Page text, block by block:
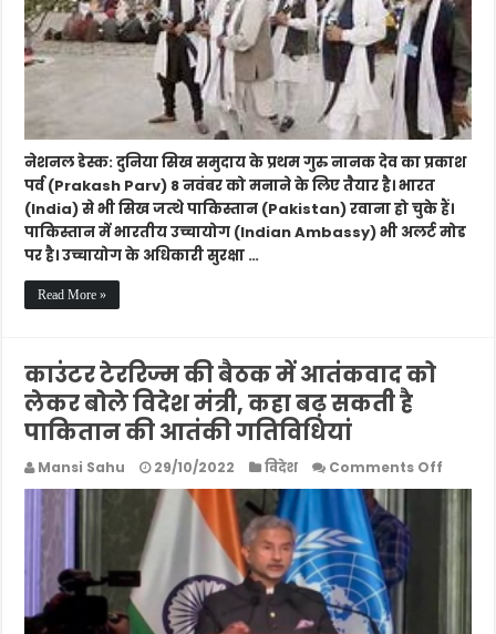
मोड
पर
भारतीय
उच्चायोग
नेशनल डेस्क: दुनिया सिख समुदाय के प्रथम गुरु नानक देव का प्रकाश
पर्व (Prakash Parv) 8 नवंबर को मनाने के लिए तैयार है। भारत
(India) से भी सिख जत्थे पाकिस्तान (Pakistan) रवाना हो चुके हैं।
पाकिस्तान में भारतीय उच्चायोग (Indian Ambassy) भी अलर्ट मोड
पर है। उच्चायोग के अधिकारी सुरक्षा …
Read More »
काउंटर टेररिज्म की बैठक में आतंकवाद को
लेकर बोले विदेश मंत्री, कहा बढ़ सकती है
पाकितान की आतंकी गतिविधियां
Mansi Sahu 29/10/2022 विदेश Comments Off
काउंटर
टेररिज्म